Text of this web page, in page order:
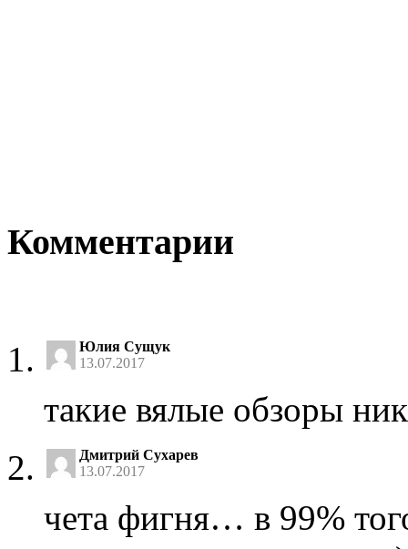
Комментарии
Юлия Сущук
13.07.2017
такие вялые обзоры
Дмитрий Сухарев
13.07.2017
чета фигня… в 99%